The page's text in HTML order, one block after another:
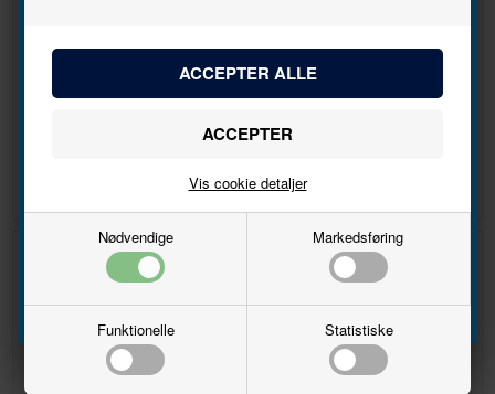
Nødvendige Markedsføring
Funktionelle Statistiske
Vis cookie detaljer
Model Fir Trees, 10 pieces, 5
Bliv den første til at høre, når der kommer nye